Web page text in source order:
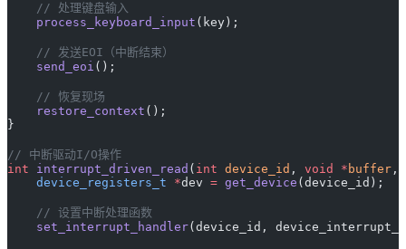
    // 处理键盘输入
    process_keyboard_input
(key);
    // 发送EOI（中断结束）
    send_eoi
();
    // 恢复现场
    restore_context
();
}
// 中断驱动I/O操作
int interrupt_driven_read ( int device_id , void * buffer ,
    device_registers_t
*dev = get_device (device_id);
    // 设置中断处理函数
    set_interrupt_handler
(device_id,